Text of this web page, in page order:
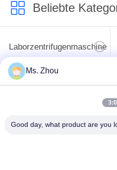
Beliebte
Laborzentrifugenmaschine
PRP PRF-Zentrifuge
Bluttrennungszentrifuge
Ms. Zhou
Good day, what product are you